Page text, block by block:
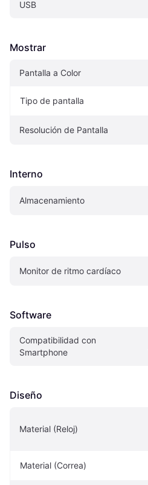
USB
Mostrar
Pantalla a Color
Tipo de pantalla
Resolución de Pantalla
Interno
Almacenamiento
Pulso
Monitor de ritmo cardíaco
Software
Compatibilidad con
Smartphone
Diseño
Material (Reloj)
Material (Correa)